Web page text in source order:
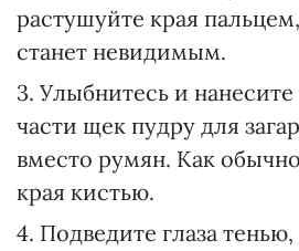
растушуйте края
станет невидимым.
3. Улыбнитесь и
части щек пудру для
вместо румян. Как
края кистью.
4. Подведите глаза